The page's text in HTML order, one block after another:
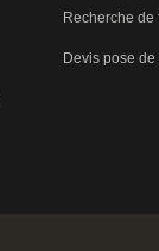
Recherche de
Devis pose